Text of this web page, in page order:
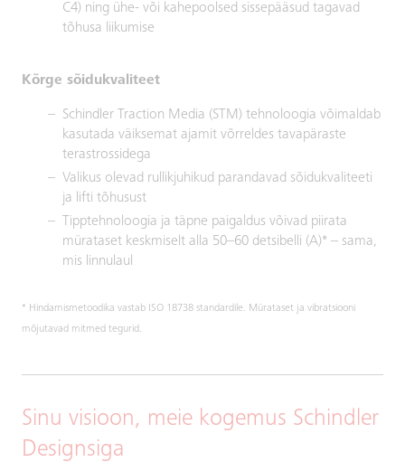
C4) ning ühe- või kahepoolsed sissepääsud tagavad
tõhusa liikumise
Kõrge sõidukvaliteet
Schindler Traction Media (STM) tehnoloogia võimaldab
kasutada väiksemat ajamit võrreldes tavapäraste
terastrossidega
Valikus olevad rullikjuhikud parandavad sõidukvaliteeti
ja lifti tõhusust
Tipptehnoloogia ja täpne paigaldus võivad piirata
mürataset keskmiselt alla 50–60 detsibelli (A)* – sama,
mis linnulaul
* Hindamismetoodika vastab ISO 18738 standardile. Mürataset ja vibratsiooni
mõjutavad mitmed tegurid.
Sinu visioon, meie kogemus Schindler
Designsiga